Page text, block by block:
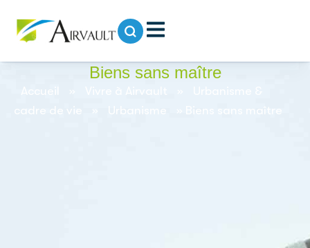
Biens sans maître
Accueil » Vivre à Airvault
cadre de vie
Urbanisme » Biens sans maître